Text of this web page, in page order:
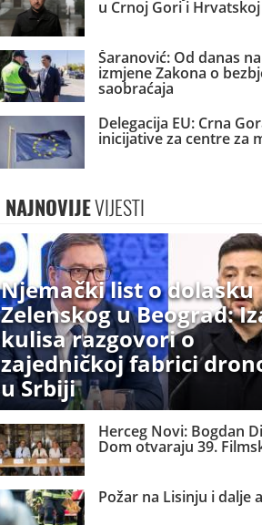
u Crnoj Gori i Hrvatskoj
Šaranović: Od danas
izmjene Zakona o
saobraćaja
Delegacija EU: Crna
inicijative za centre za
NAJNOVIJEVIJESTI
Njemački list o dolasku
Zelenskog u Beograd:
kulisa razgovori o
zajedničkoj fabrici
u Srbiji
Herceg Novi: Bogdan
Dom otvaraju 39.
Požar na Lisinju i dalje